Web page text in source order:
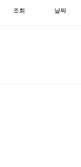
조회 날짜